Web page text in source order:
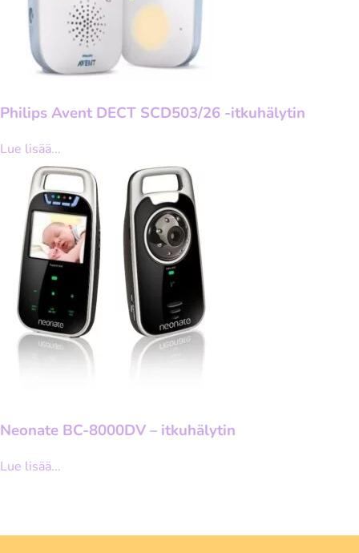
Philips Avent DECT SCD503/26 -itkuhälytin
Lue lisää...
Neonate BC-8000DV – itkuhälytin
Lue lisää...